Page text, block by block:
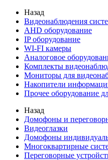
Назад
Видеонаблюдения
AHD оборудование
IP оборудование
WI-FI камеры
Аналоговое
Комплекты
Мониторы для
Накопители
Прочее оборудование
Назад
Домофоны и
Видеоглазки
Домофоны
Многоквартирные
Переговорные